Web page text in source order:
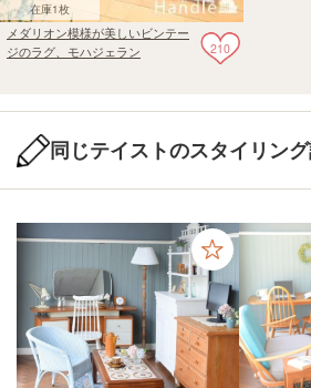
在庫1枚
210
メダリオン模様が美しいビンテー
ジのラグ、モハジェラン
同じテイストのスタイリン